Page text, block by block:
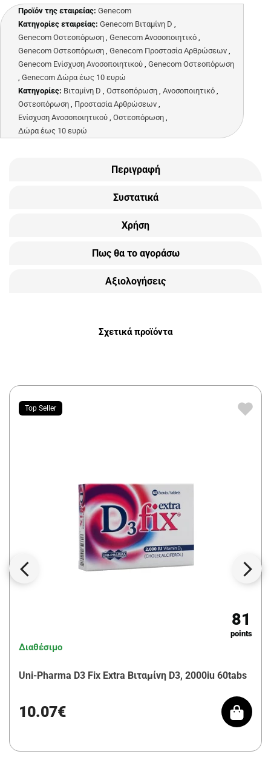
Προϊόν της εταιρείας: Genecom
Κατηγορίες εταιρείας: Genecom Βιταμίνη D ,
Genecom Οστεοπόρωση , Genecom Ανοσοποιητικό ,
Genecom Οστεοπόρωση , Genecom Προστασία Αρθρώσεων ,
Genecom Ενίσχυση Ανοσοποιητικού , Genecom Οστεοπόρωση
, Genecom Δώρα έως 10 ευρώ
Κατηγορίες: Βιταμίνη D , Οστεοπόρωση , Ανοσοποιητικό ,
Οστεοπόρωση , Προστασία Αρθρώσεων ,
Ενίσχυση Ανοσοποιητικού , Οστεοπόρωση ,
Δώρα έως 10 ευρώ
Περιγραφή
Συστατικά
Χρήση
Πως θα το αγοράσω
Αξιολογήσεις
Σχετικά προϊόντα
Top Seller
81
points
Διαθέσιμο
Uni-Pharma D3 Fix Extra Βιταμίνη D3, 2000iu 60tabs
10.07€